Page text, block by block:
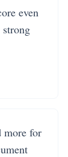
even
more for